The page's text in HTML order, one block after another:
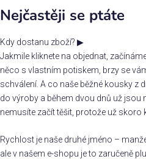
Nejčastěji se ptáte
Kdy dostanu zboží? ▶
Jakmile kliknete na objednat,
něco s vlastním potiskem, brzy se
schválení. A co naše běžné kousky z
do výroby a během dvou dnů už jsou
nemusíte začít těšit, protože už skoro
Rychlost je naše druhé jméno –
ale v našem e-shopu je to zaručeně